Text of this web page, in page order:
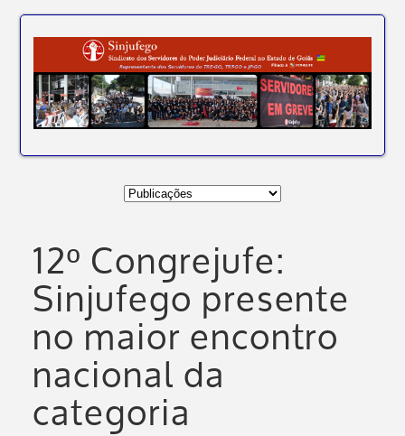
12º Congrejufe:
Sinjufego presente
no maior encontro
nacional da
categoria